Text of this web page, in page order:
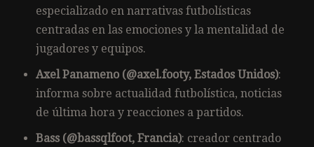
especializado en narrativas futbolísticas
centradas en las emociones y la mentalidad de
jugadores y equipos.
Axel Panameno (@axel.footy, Estados Unidos):
informa sobre actualidad futbolística, noticias
de última hora y reacciones a partidos.
Bass (@bassqlfoot, Francia): creador centrado